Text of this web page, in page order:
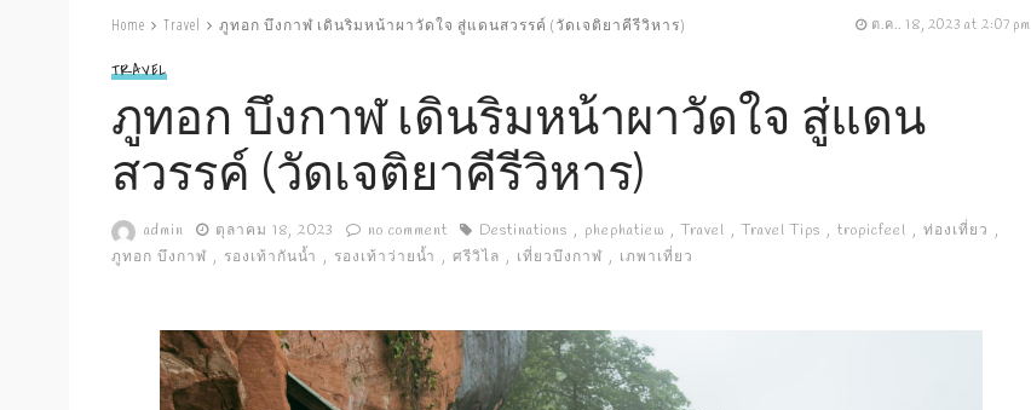
Home Travel ภูทอก บึงกาฬ เดินริมหน้าผาวัดใจ สู่แดนสวรรค์ (วัดเจติยาคีรีวิหาร) ต.ค.. 18, 2023 at 2:07 pm
TRAVEL
ภูทอก บึงกาฬ เดินริมหน้าผาวัดใจ สู่แดน
สวรรค์ (วัดเจติยาคีรีวิหาร)
admin ตุลาคม 18, 2023 no comment Destinations phephatiew Travel Travel Tips tropicfeel
ท่องเที่ยว
ภูทอก บึงกาฬ
รองเท้ากันน้ำ รองเท้าว่ายน้ำ ศรีวิไล เที่ยวบึงกาฬ เภพาเที่ยว